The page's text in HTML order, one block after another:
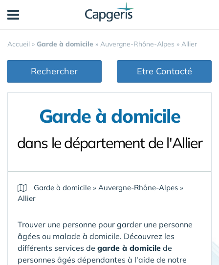
Accueil » Garde à domicile » Auvergne-Rhône-Alpes » Allier
Rechercher Etre Contacté
Garde à domicile
dans le département de l'Allier
Garde à domicile » Auvergne-Rhône-Alpes »
Allier
Trouver une personne pour garder une personne
âgées ou malade à domicile. Découvrez les
différents services de garde à domicile de
personnes âgés dépendantes à l'aide de notre